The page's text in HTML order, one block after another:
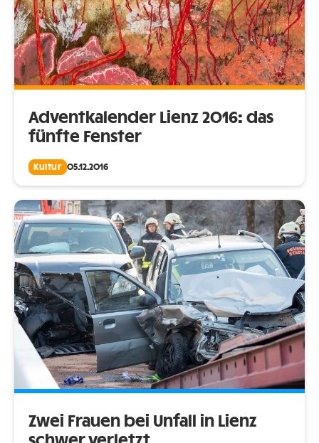
Adventkalender Lienz 2016: das
fünfte Fenster
Kultur 05.12.2016
Zwei Frauen bei Unfall in Lienz